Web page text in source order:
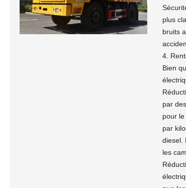
plus
bruits
4.
Bien
par
pour
par
diesel.
les